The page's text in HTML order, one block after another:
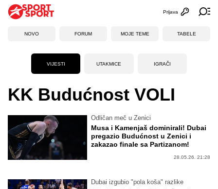
Otvori
Prijava
NOVO FORUM MOJE TEME TABELE
VIJESTI UTAKMICE IGRAČI
KK Budućnost VOLI
Odličan meč u Zenici
Musa i Kamenjaš dominirali! Dubai
pregazio Budućnost u Zenici i
zakazao finale sa Partizanom!
28.05.26. 21:28
Dubai izgubio "pola koša" razlike